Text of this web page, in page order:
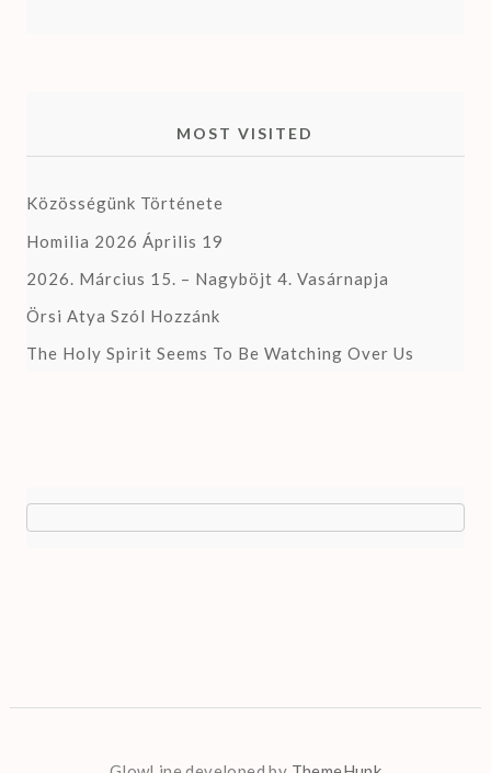
MOST VISITED
Közösségünk Története
Homilia 2026 Április 19
2026. Március 15. – Nagyböjt 4. Vasárnapja
Örsi Atya Szól Hozzánk
The Holy Spirit Seems To Be Watching Over Us